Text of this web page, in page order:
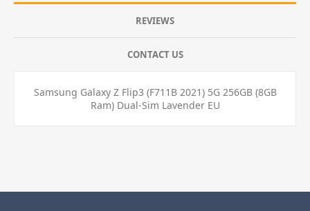
REVIEWS
CONTACT US
Samsung Galaxy Z Flip3 (F711B 2021) 5G 256GB (8GB
Ram) Dual-Sim Lavender EU